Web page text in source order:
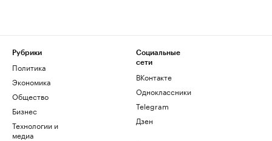
Рубрики
Политика
Экономика
Общество
Бизнес
Технологии и
медиа
Социальные
сети
ВКонтакте
Одноклассники
Telegram
Дзен